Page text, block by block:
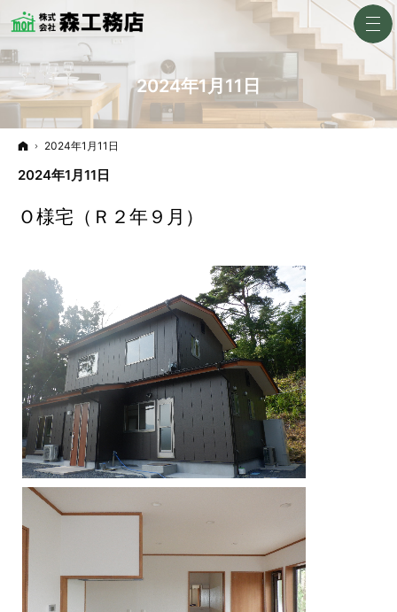
2024年1月11日
ホーム
2024年1月11日
2024年1月11日
Ｏ様宅（Ｒ２年９月）